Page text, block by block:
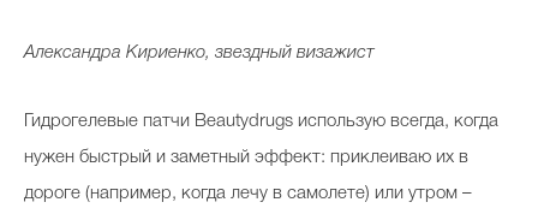
Александра Кириенко, звездный визажист
Гидрогелевые патчи Beautydrugs использую всегда, когда
нужен быстрый и заметный эффект: приклеиваю их в
дороге (например, когда лечу в самолете) или утром –